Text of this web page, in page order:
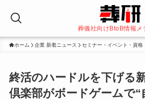
葬儀社向けBtoB情報メ
ホーム 企業 新着ニュース セミナー・イベント・資格
終活のハードルを下げる
倶楽部がボードゲームで“